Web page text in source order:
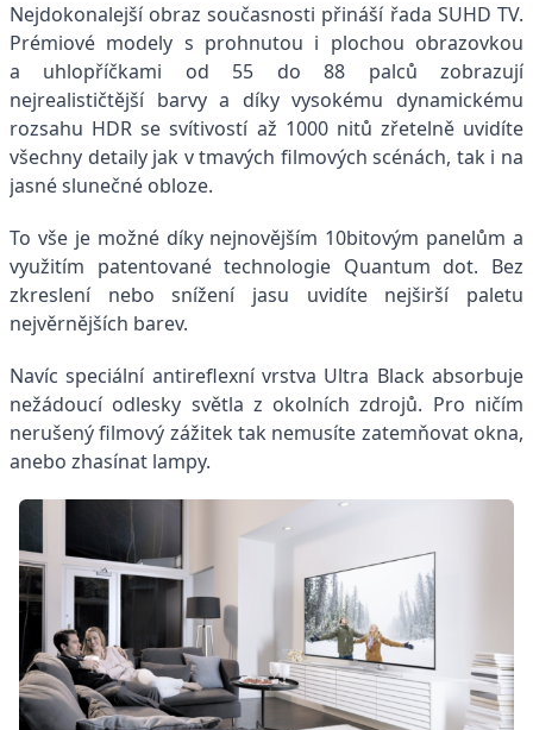
Nejdokonalejší obraz současnosti přináší řada SUHD TV.
Prémiové modely s prohnutou i plochou obrazovkou
a uhlopříčkami od 55 do 88 palců zobrazují
nejrealističtější barvy a díky vysokému dynamickému
rozsahu HDR se svítivostí až 1000 nitů zřetelně uvidíte
všechny detaily jak v tmavých filmových scénách, tak i na
jasné slunečné obloze.
To vše je možné díky nejnovějším 10bitovým panelům a
využitím patentované technologie Quantum dot. Bez
zkreslení nebo snížení jasu uvidíte nejširší paletu
nejvěrnějších barev.
Navíc speciální antireflexní vrstva Ultra Black absorbuje
nežádoucí odlesky světla z okolních zdrojů. Pro ničím
nerušený filmový zážitek tak nemusíte zatemňovat okna,
anebo zhasínat lampy.